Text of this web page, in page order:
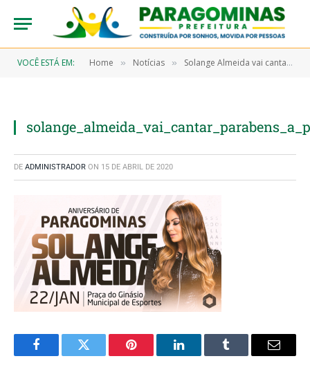
VOCÊ ESTÁ EM: Home » Notícias » Solange Almeida vai cantar parabéns à Paragominas
DE ADMINISTRADOR ON 15 DE ABRIL DE 2020
FacebookTwitter Pinterest LinkedInTumblr Email